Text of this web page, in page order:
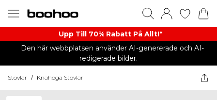
Upp Till 70% Rabatt På Allt!*
Den här webbplatsen använder AI-genererade och AI-
redigerade bilder.
Stövlar / Knähöga Stövlar